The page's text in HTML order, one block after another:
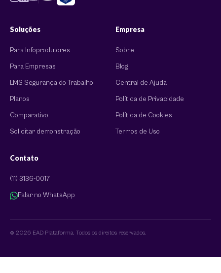
Soluções
Para Infoprodutores
Para Empresas
LMS Segurança do Trabalho
Planos
Comparativo
Solicitar demonstração
Empresa
Sobre
Blog
Central de Ajuda
Política de Privacidade
Política de Cookies
Termos de Uso
Contato
(11) 3136-0017
Falar no WhatsApp
© 2026 EAD Plataforma. Todos os direitos reservados.